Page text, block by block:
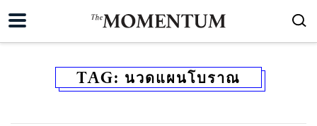
TAG: นวดแผนโบราณ